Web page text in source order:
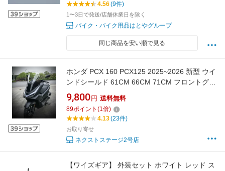
4.56(9件)
1〜3日で発送/店舗休業日を除く
バイク・バイク用品はとやグループ
同じ商品を安い順で見る
ホンダ PCX 160 PCX125 2025~2026 新型 ウイ
ンドシールド 61CM 66CM 71CM フロントグラ
ス アップ 風防 バイク クリア スモーク オート
バイ用 風防 バイクフロントガラス オートバイ
延長式 取寄せ
9,800 円 送料無料
89ポイント (1倍)
4.13(23件)
お取り寄せ
ネクストステージ2号店
【ワイズギア】 外装セット ホワイト レッド ス